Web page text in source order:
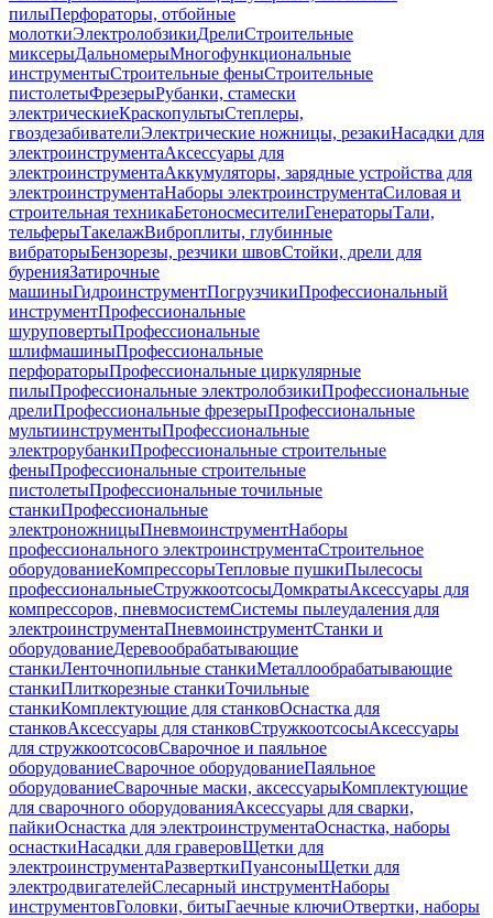
пилыПерфораторы, отбойные
молоткиЭлектролобзикиДрелиСтроительные
миксерыДальномерыМногофункциональные
инструментыСтроительные феныСтроительные
пистолетыФрезерыРубанки, стамески
электрическиеКраскопультыСтеплеры,
гвоздезабивателиЭлектрические ножницы, резакиНасадки для
электроинструментаАксессуары для
электроинструментаАккумуляторы, зарядные устройства для
электроинструментаНаборы электроинструментаСиловая и
строительная техникаБетоносмесителиГенераторыТали,
тельферыТакелажВиброплиты, глубинные
вибраторыБензорезы, резчики швовСтойки, дрели для
буренияЗатирочные
машиныГидроинструментПогрузчикиПрофессиональный
инструментПрофессиональные
шуруповертыПрофессиональные
шлифмашиныПрофессиональные
перфораторыПрофессиональные циркулярные
пилыПрофессиональные электролобзикиПрофессиональные
дрелиПрофессиональные фрезерыПрофессиональные
мультиинструментыПрофессиональные
электрорубанкиПрофессиональные строительные
феныПрофессиональные строительные
пистолетыПрофессиональные точильные
станкиПрофессиональные
электроножницыПневмоинструментНаборы
профессионального электроинструментаСтроительное
оборудованиеКомпрессорыТепловые пушкиПылесосы
профессиональныеСтружкоотсосыДомкратыАксессуары для
компрессоров, пневмосистемСистемы пылеудаления для
электроинструментаПневмоинструментСтанки и
оборудованиеДеревообрабатывающие
станкиЛенточнопильные станкиМеталлообрабатывающие
станкиПлиткорезные станкиТочильные
станкиКомплектующие для станковОснастка для
станковАксессуары для станковСтружкоотсосыАксессуары
для стружкоотсосовСварочное и паяльное
оборудованиеСварочное оборудованиеПаяльное
оборудованиеСварочные маски, аксессуарыКомплектующие
для сварочного оборудованияАксессуары для сварки,
пайкиОснастка для электроинструментаОснастка, наборы
оснасткиНасадки для граверовЩетки для
электроинструментаРазверткиПуансоныЩетки для
электродвигателейСлесарный инструментНаборы
инструментовГоловки, битыГаечные ключиОтвертки, наборы